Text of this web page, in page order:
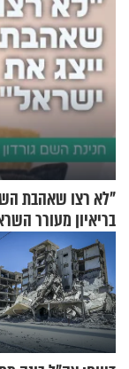
"לא רצו שאהבת
בריאיון מעורר